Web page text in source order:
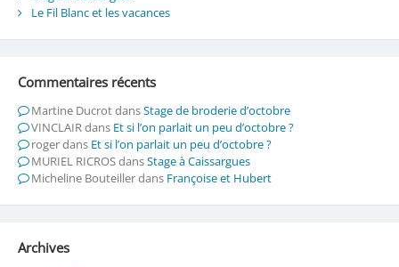
Le Fil Blanc et les vacances
Commentaires récents
Martine DucrotdansStage de broderie d’octobre
VINCLAIRdans Et si l’on parlait un peu d’octobre ?
rogerdans Et si l’on parlait un peu d’octobre ?
MURIEL RICROSdansStage à Caissargues
Micheline Bouteillerdans Françoise et Hubert
Archives